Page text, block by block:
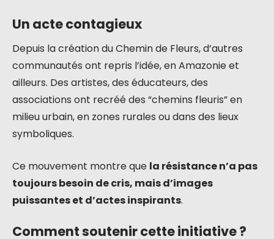
Un acte contagieux
Depuis la création du Chemin de Fleurs, d’autres
communautés ont repris l’idée, en Amazonie et
ailleurs. Des artistes, des éducateurs, des
associations ont recréé des “chemins fleuris” en
milieu urbain, en zones rurales ou dans des lieux
symboliques.
Ce mouvement montre que la résistance n’a pas
toujours besoin de cris, mais d’images
puissantes et d’actes inspirants.
Comment soutenir cette initiative ?